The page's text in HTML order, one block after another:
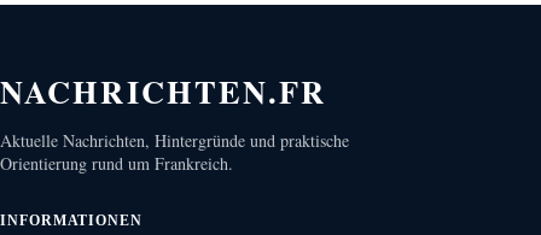
NACHRICHTEN.FR
Aktuelle Nachrichten, Hintergründe und praktische
Orientierung rund um Frankreich.
INFORMATIONEN